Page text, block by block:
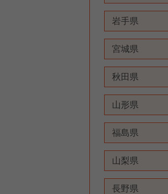
岩手県
宮城県
秋田県
山形県
福島県
山梨県
長野県